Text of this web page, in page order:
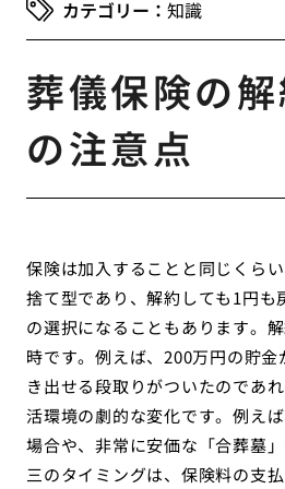
知識
葬儀保険の
の注意点
保険は加入することと同じくら
捨て型であり、解約しても1円
の選択になることもあります。
時です。例えば、200万円の貯
き出せる段取りがついたのであ
活環境の劇的な変化です。例え
場合や、非常に安価な「合葬墓
三のタイミングは、保険料の支